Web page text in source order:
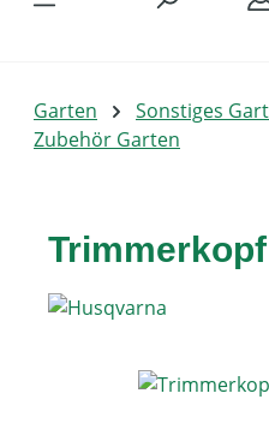
Garten
Sonstiges
Zubehör Garten
Bildergalerie überspringen